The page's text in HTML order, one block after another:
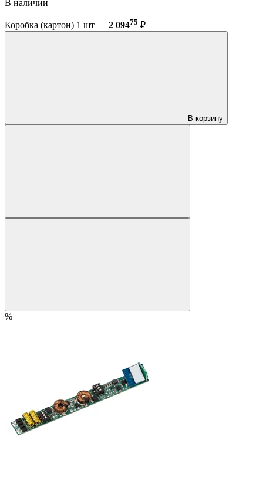
В наличии
Коробка (картон) 1 шт — 2 09475 ₽
В корзину
%